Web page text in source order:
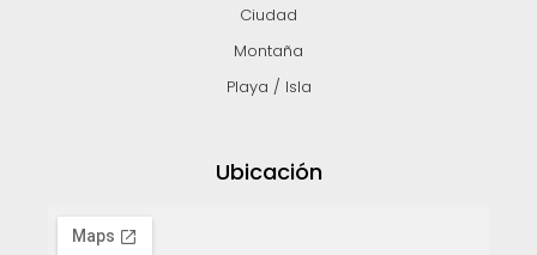
Ciudad
Montaña
Playa / Isla
Ubicación